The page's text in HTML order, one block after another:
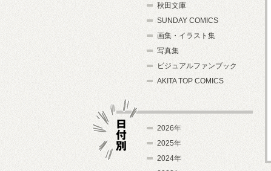
秋田文庫
SUNDAY COMICS
画集・イラスト集
写真集
ビジュアルファンブック
AKITA TOP COMICS
2026年
2025年
2024年